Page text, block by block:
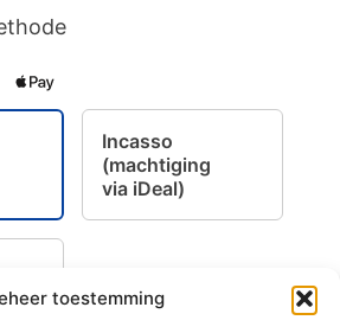
toestemming
Incasso
(machtiging
via iDeal)